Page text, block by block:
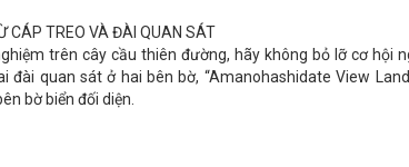
CÁP TREO VÀ ĐÀI QUAN SÁT
trên cây cầu thiên đường, hãy không bỏ lỡ cơ hội
đài quan sát ở hai bên bờ, “Amanohashidate View
bờ biển đối diện.